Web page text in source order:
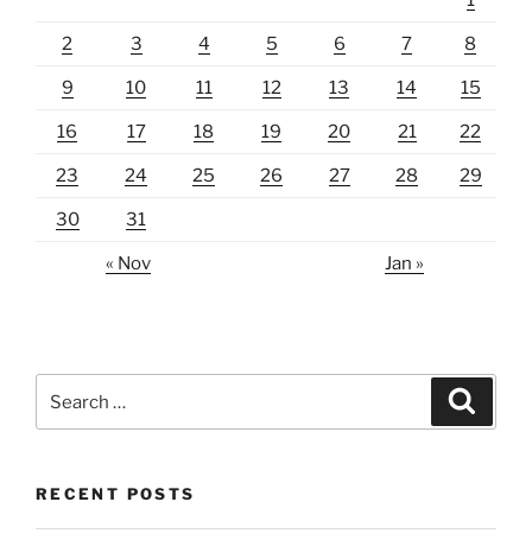
2 3 4 5 6 7 8
9 10 11 12 13 14 15
16 17 18 19 20 21 22
23 24 25 26 27 28 29
30 31
« Nov Jan »
for:
RECENT POSTS